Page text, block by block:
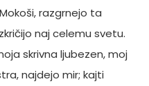
razgrnejo ta
naj celemu svetu.
skrivna ljubezen, moj
najdejo mir; kajti